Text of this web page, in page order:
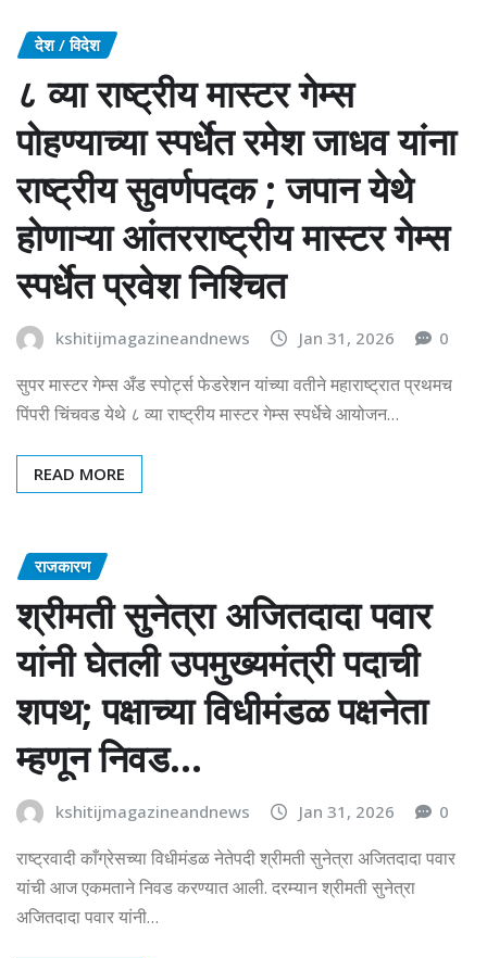
देश / विदेश
८ व्या राष्ट्रीय मास्टर गेम्स
पोहण्याच्या स्पर्धेत रमेश जाधव यांना
राष्ट्रीय सुवर्णपदक ; जपान येथे
होणाऱ्या आंतरराष्ट्रीय मास्टर गेम्स
स्पर्धेत प्रवेश निश्चित
kshitijmagazineandnews Jan 31, 2026 0
सुपर मास्टर गेम्स अँड स्पोर्ट्स फेडरेशन यांच्या वतीने महाराष्ट्रात प्रथमच
पिंपरी चिंचवड येथे ८ व्या राष्ट्रीय मास्टर गेम्स स्पर्धेचे आयोजन…
READ MORE
राजकारण
श्रीमती सुनेत्रा अजितदादा पवार
यांनी घेतली उपमुख्यमंत्री पदाची
शपथ; पक्षाच्या विधीमंडळ पक्षनेता
म्हणून निवड…
kshitijmagazineandnews Jan 31, 2026 0
राष्ट्रवादी काँग्रेसच्या विधीमंडळ नेतेपदी श्रीमती सुनेत्रा अजितदादा पवार
यांची आज एकमताने निवड करण्यात आली. दरम्यान श्रीमती सुनेत्रा
अजितदादा पवार यांनी…